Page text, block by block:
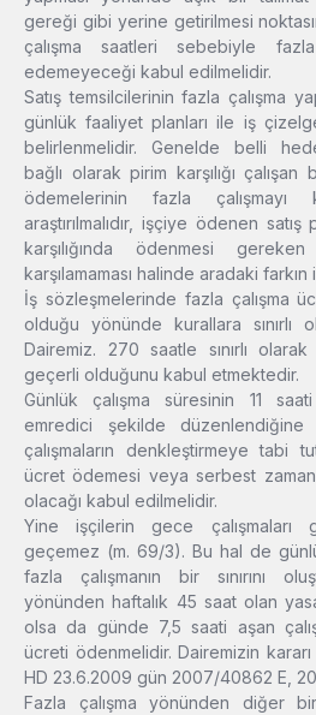
gereği gibi yerine getirilmesi
çalışma saatleri sebebiyle
edemeyeceği kabul edilmelidir.
Satış temsilcilerinin fazla çalışma
günlük faaliyet planları ile iş
belirlenmelidir. Genelde belli
bağlı olarak pirim karşılığı
ödemelerinin fazla çalışmayı
araştırılmalıdır, işçiye ödenen satış
karşılığında ödenmesi
karşılamaması halinde aradaki
İş sözleşmelerinde fazla çalışma
olduğu yönünde kurallara sınırlı
Dairemiz. 270 saatle sınırlı
geçerli olduğunu kabul etmektedir.
Günlük çalışma süresinin 11
emredici şekilde
çalışmaların denkleştirmeye tabi
ücret ödemesi veya serbest zaman
olacağı kabul edilmelidir.
Yine işçilerin gece çalışmaları
geçemez (m. 69/3). Bu hal de
fazla çalışmanın bir sınırını
yönünden haftalık 45 saat olan yasal
olsa da günde 7,5 saati aşan
ücreti ödenmelidir. Dairemizin
HD 23.6.2009 gün 2007/40862 E,
Fazla çalışma yönünden diğer